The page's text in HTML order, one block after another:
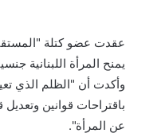
عقدت عضو كتلة
يمنح المرأة اللبنانية
وأكدت أن "الظلم الذي
باقتراحات قوانين
عن المرأة".